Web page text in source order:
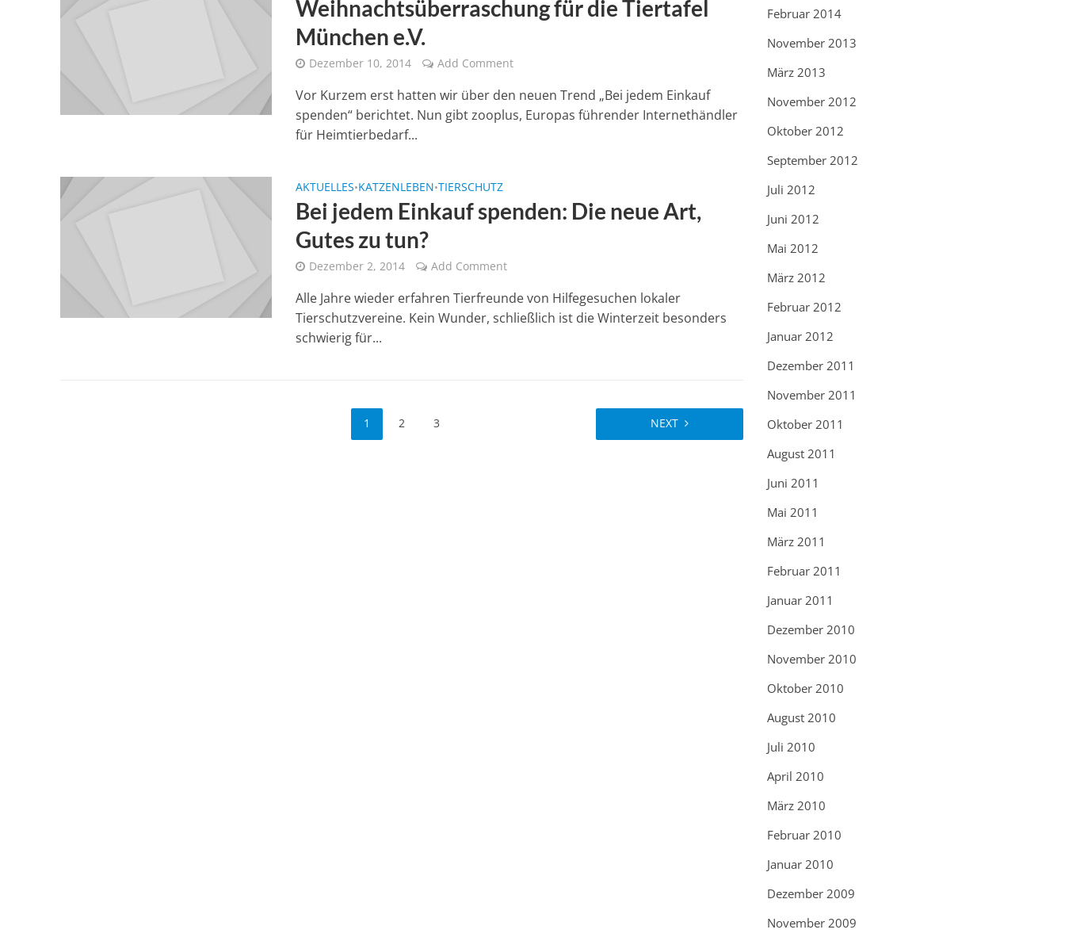
Weihnachtsüberraschung für die Tiertafel
München e.V.
Dezember 10, 2014 Add Comment
Vor Kurzem erst hatten wir über den neuen Trend „Bei jedem Einkauf
spenden“ berichtet. Nun gibt zooplus, Europas führender Internethändler
für Heimtierbedarf...
AKTUELLES•KATZENLEBEN•TIERSCHUTZ
Bei jedem Einkauf spenden: Die neue Art,
Gutes zu tun?
Dezember 2, 2014 Add Comment
Alle Jahre wieder erfahren Tierfreunde von Hilfegesuchen lokaler
Tierschutzvereine. Kein Wunder, schließlich ist die Winterzeit besonders
schwierig für...
1 2 3 NEXT
Februar 2014
November 2013
März 2013
November 2012
Oktober 2012
September 2012
Juli 2012
Juni 2012
Mai 2012
März 2012
Februar 2012
Januar 2012
Dezember 2011
November 2011
Oktober 2011
August 2011
Juni 2011
Mai 2011
März 2011
Februar 2011
Januar 2011
Dezember 2010
November 2010
Oktober 2010
August 2010
Juli 2010
April 2010
März 2010
Februar 2010
Januar 2010
Dezember 2009
November 2009